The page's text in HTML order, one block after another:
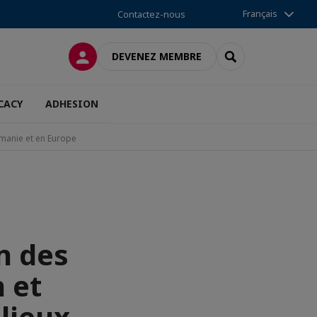
Contactez-nous Français
CONNEXIONDEVENEZ MEMBRE RECHERCHER
ADHESION
et en Europe
des
et